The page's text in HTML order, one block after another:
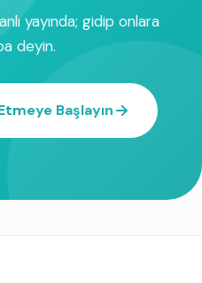
yayında; gidip onlara
deyin.
Başlayın